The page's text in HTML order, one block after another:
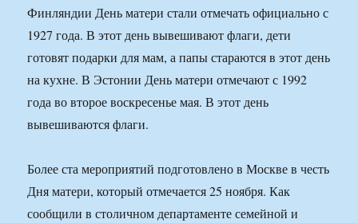
Финляндии День матери стали отмечать официально с
1927 года. В этот день вывешивают флаги, дети
готовят подарки для мам, а папы стараются в этот день
на кухне. В Эстонии День матери отмечают с 1992
года во второе воскресенье мая. В этот день
вывешиваются флаги.
Более ста мероприятий подготовлено в Москве в честь
Дня матери, который отмечается 25 ноября. Как
сообщили в столичном департаменте семейной и